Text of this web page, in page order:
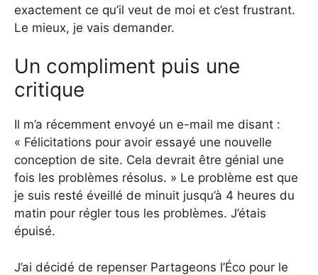
exactement ce qu’il veut de moi et c’est frustrant.
Le mieux, je vais demander.
Un compliment puis une
critique
Il m’a récemment envoyé un e-mail me disant :
« Félicitations pour avoir essayé une nouvelle
conception de site. Cela devrait être génial une
fois les problèmes résolus. » Le problème est que
je suis resté éveillé de minuit jusqu’à 4 heures du
matin pour régler tous les problèmes. J’étais
épuisé.
J’ai décidé de repenser Partageons l’Éco pour le